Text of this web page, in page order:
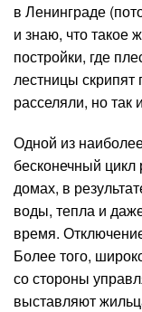
в Ленинграде
и знаю, что такое
постройки, где
лестницы скрипят
расселяли, но так
Одной из
бесконечный
домах, в
воды, тепла и
время.
Более того,
со стороны
выставляют